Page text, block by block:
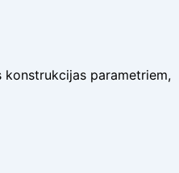
konstrukcijas parametriem,